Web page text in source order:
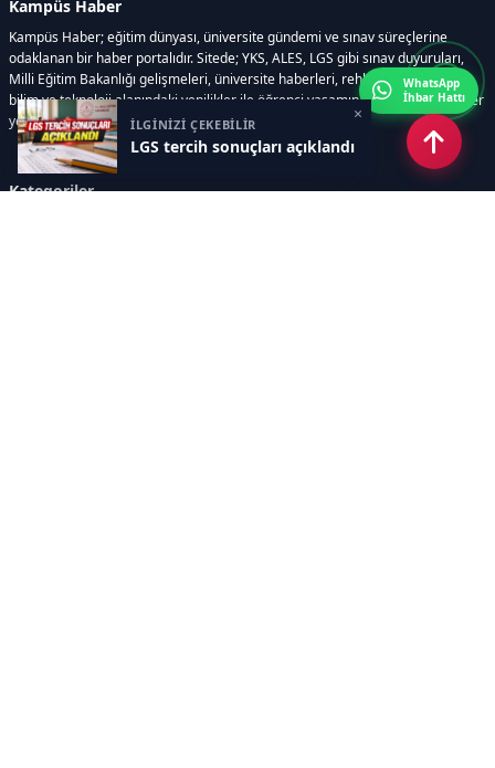
İLGİNİZİ ÇEKEBİLİR
LGS tercih sonuçları açıklandı
×
Kampüs Haber
Kampüs Haber; eğitim dünyası, üniversite gündemi ve sınav süreçlerine
odaklanan bir haber portalıdır. Sitede; YKS, ALES, LGS gibi sınav duyuruları,
Milli Eğitim Bakanlığı gelişmeleri, üniversite haberleri, rehberlik içerikleri,
bilim ve teknoloji alanındaki yenilikler ile öğrenci yaşamına dair güncel bilgiler
yer alır.
Kategoriler
WhatsApp
İhbar Hattı